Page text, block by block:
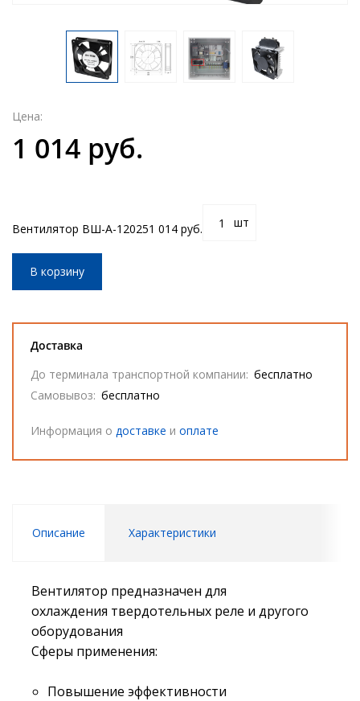
Цена:
1 014 руб.
Вентилятор ВШ-А-120251 014 руб. шт
В корзину
Доставка
До терминала транспортной компании: бесплатно
Самовывоз: бесплатно
Информация о доставке и оплате
Описание Характеристики
Вентилятор предназначен для
охлаждения твердотельных реле и другого
оборудования
Сферы применения:
Повышение эффективности